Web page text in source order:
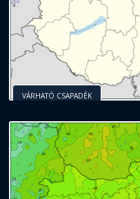
VÁRHATÓ CSAPADÉK